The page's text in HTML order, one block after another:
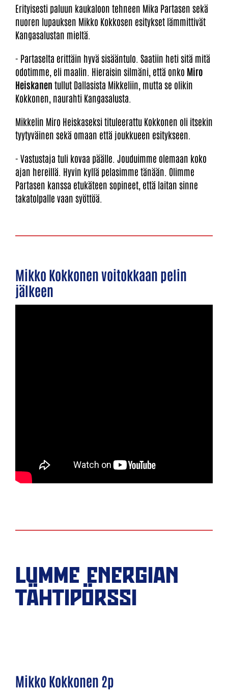
Erityisesti paluun kaukaloon tehneen Mika Partasen sekä
nuoren lupauksen Mikko Kokkosen esitykset lämmittivät
Kangasalustan mieltä.
- Partaselta erittäin hyvä sisääntulo. Saatiin heti sitä mitä
odotimme, eli maalin. Hieraisin silmäni, että onko Miro
Heiskanen tullut Dallasista Mikkeliin, mutta se olikin
Kokkonen, naurahti Kangasalusta.
Mikkelin Miro Heiskaseksi tituleerattu Kokkonen oli itsekin
tyytyväinen sekä omaan että joukkueen esitykseen.
- Vastustaja tuli kovaa päälle. Jouduimme olemaan koko
ajan hereillä. Hyvin kyllä pelasimme tänään. Olimme
Partasen kanssa etukäteen sopineet, että laitan sinne
takatolpalle vaan syöttöä.
Mikko Kokkonen voitokkaan pelin
jälkeen
LUMME ENERGIAN
TÄHTIPÖRSSI
Mikko Kokkonen 2p